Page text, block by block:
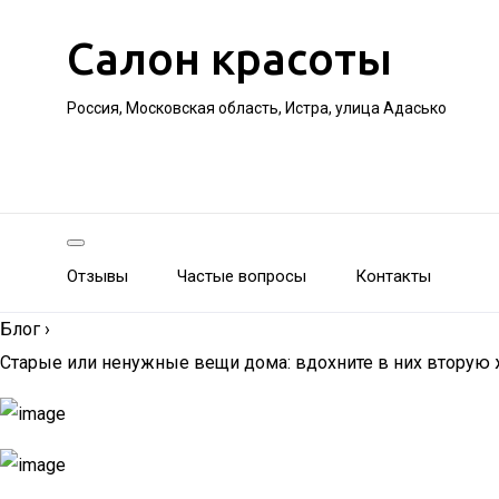
Салон красоты
Россия, Московская область, Истра, улица Адасько
Отзывы Частые вопросы Контакты
Блог ›
Старые или ненужные вещи дома: вдохните в них вторую